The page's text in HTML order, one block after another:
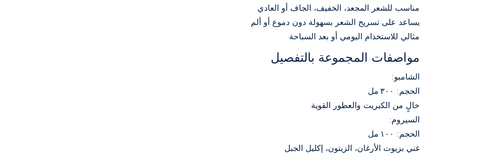
مناسب للشعر المجعد، الخفيف، الجاف أو العادي
يساعد على تسريح الشعر بسهولة دون دموع أو ألم
مثالي للاستخدام اليومي أو بعد السباحة
مواصفات المجموعة بالتفصيل
الشامبو:
الحجم: ٣٠٠ مل
خالٍ من الكبريت والعطور القوية
السيروم:
الحجم: ١٠٠ مل
غني بزيوت الأرغان، الزيتون، إكليل الجبل